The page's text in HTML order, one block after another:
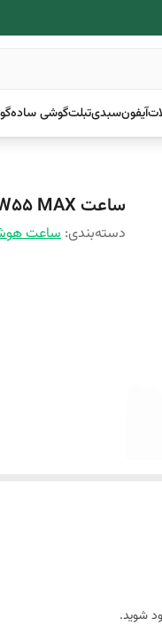
آیفونسبدیتبلتگوشی ساده
ساعت KW55 MAX
دسته‌بندی: ساعت
شوید.